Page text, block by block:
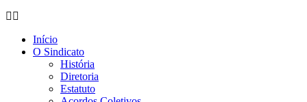
Início
O Sindicato
História
Diretoria
Estatuto